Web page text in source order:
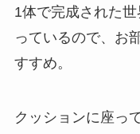
1体で完成された
っているので、お
すすめ。
クッションに座っ